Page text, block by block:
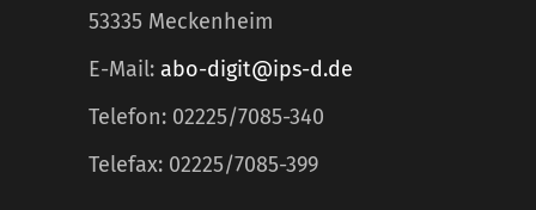
53335 Meckenheim
E-Mail: abo-digit@ips-d.de
Telefon: 02225/7085-340
Telefax: 02225/7085-399